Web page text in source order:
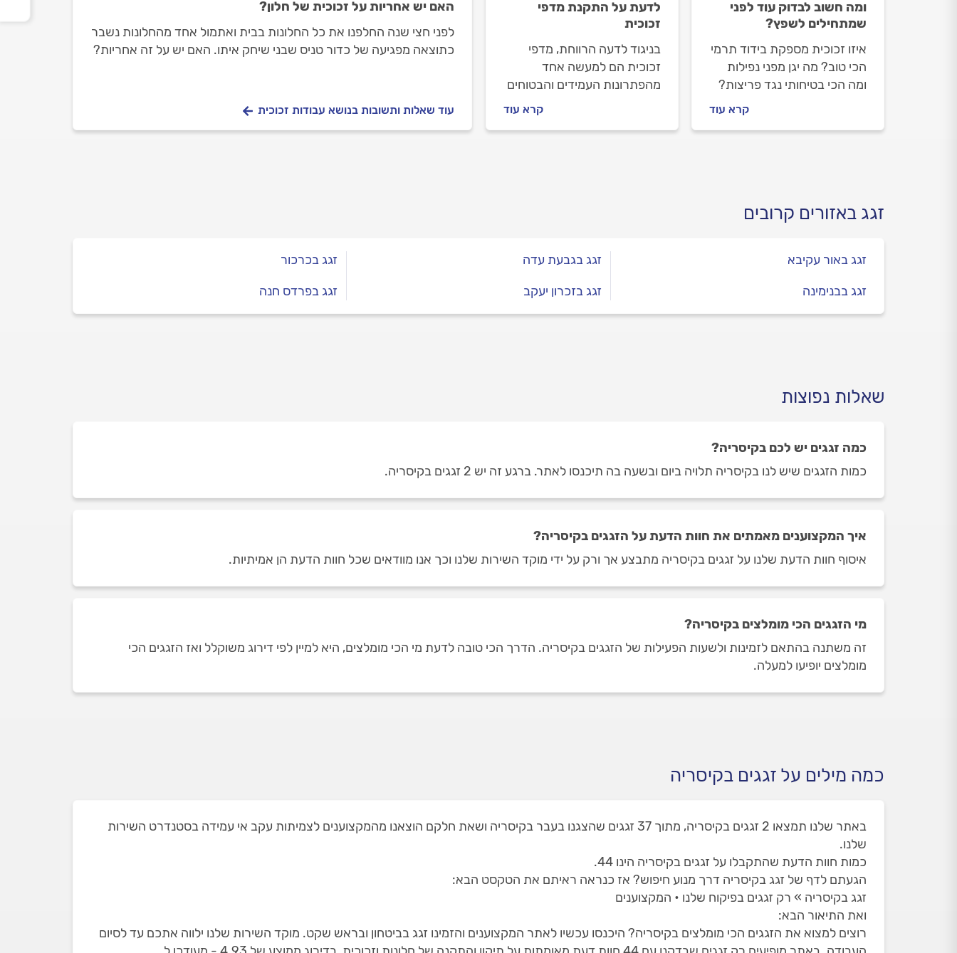
ומה חשוב לבדוק עוד לפני
שמתחילים לשפץ?
איזו זכוכית מספקת בידוד תרמי
הכי טוב? מה יגן מפני נפילות
ומה הכי בטיחותי נגד פריצות?
אפשרויות.
קרא עוד
לדעת על התקנת מדפי
זכוכית
בניגוד לדעה הרווחת, מדפי
זכוכית הם למעשה אחד
מהפתרונות העמידים והבטוחים
שהם מותקנים כראוי ונעשה
שימוש בחומרים המתאימים.
קרא עוד
האם יש אחריות על זכוכית של חלון?
לפני חצי שנה החלפנו את כל החלונות בבית ואתמול אחד מהחלונות נשבר
כתוצאה מפגיעה של כדור טניס שבני שיחק איתו. האם יש על זה אחריות?
עוד שאלות ותשובות בנושא עבודות זכוכית
זגג באזורים קרובים
זגג באור עקיבא
זגג בבנימינה
זגג בגבעת עדה
זגג בזכרון יעקב
זגג בכרכור
זגג בפרדס חנה
שאלות נפוצות
כמה זגגים יש לכם בקיסריה?
כמות הזגגים שיש לנו בקיסריה תלויה ביום ובשעה בה תיכנסו לאתר. ברגע זה יש 2 זגגים בקיסריה.
איך המקצוענים מאמתים את חוות הדעת על הזגגים בקיסריה?
איסוף חוות הדעת שלנו על זגגים בקיסריה מתבצע אך ורק על ידי מוקד השירות שלנו וכך אנו מוודאים שכל חוות הדעת הן אמיתיות.
מי הזגגים הכי מומלצים בקיסריה?
זה משתנה בהתאם לזמינות ולשעות הפעילות של הזגגים בקיסריה. הדרך הכי טובה לדעת מי הכי מומלצים, היא למיין לפי דירוג משוקלל ואז הזגגים הכי
מומלצים יופיעו למעלה.
כמה מילים על זגגים בקיסריה
באתר שלנו תמצאו 2 זגגים בקיסריה, מתוך 37 זגגים שהצגנו בעבר בקיסריה ושאת חלקם הוצאנו מהמקצוענים לצמיתות עקב אי עמידה בסטנדרט השירות
שלנו.
כמות חוות הדעת שהתקבלו על זגגים בקיסריה הינו 44.
הגעתם לדף של זגג בקיסריה דרך מנוע חיפוש? אז כנראה ראיתם את הטקסט הבא:
זגג בקיסריה » רק זגגים בפיקוח שלנו • המקצוענים
ואת התיאור הבא:
רוצים למצוא את הזגגים הכי מומלצים בקיסריה? היכנסו עכשיו לאתר המקצוענים והזמינו זגג בביטחון ובראש שקט. מוקד השירות שלנו ילווה אתכם עד לסיום